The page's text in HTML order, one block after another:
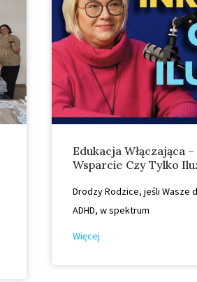
Edukacja Włączająca
Wsparcie Czy Tylko
Drodzy Rodzice, jeśli Wasze
ADHD, w spektrum
Więcej